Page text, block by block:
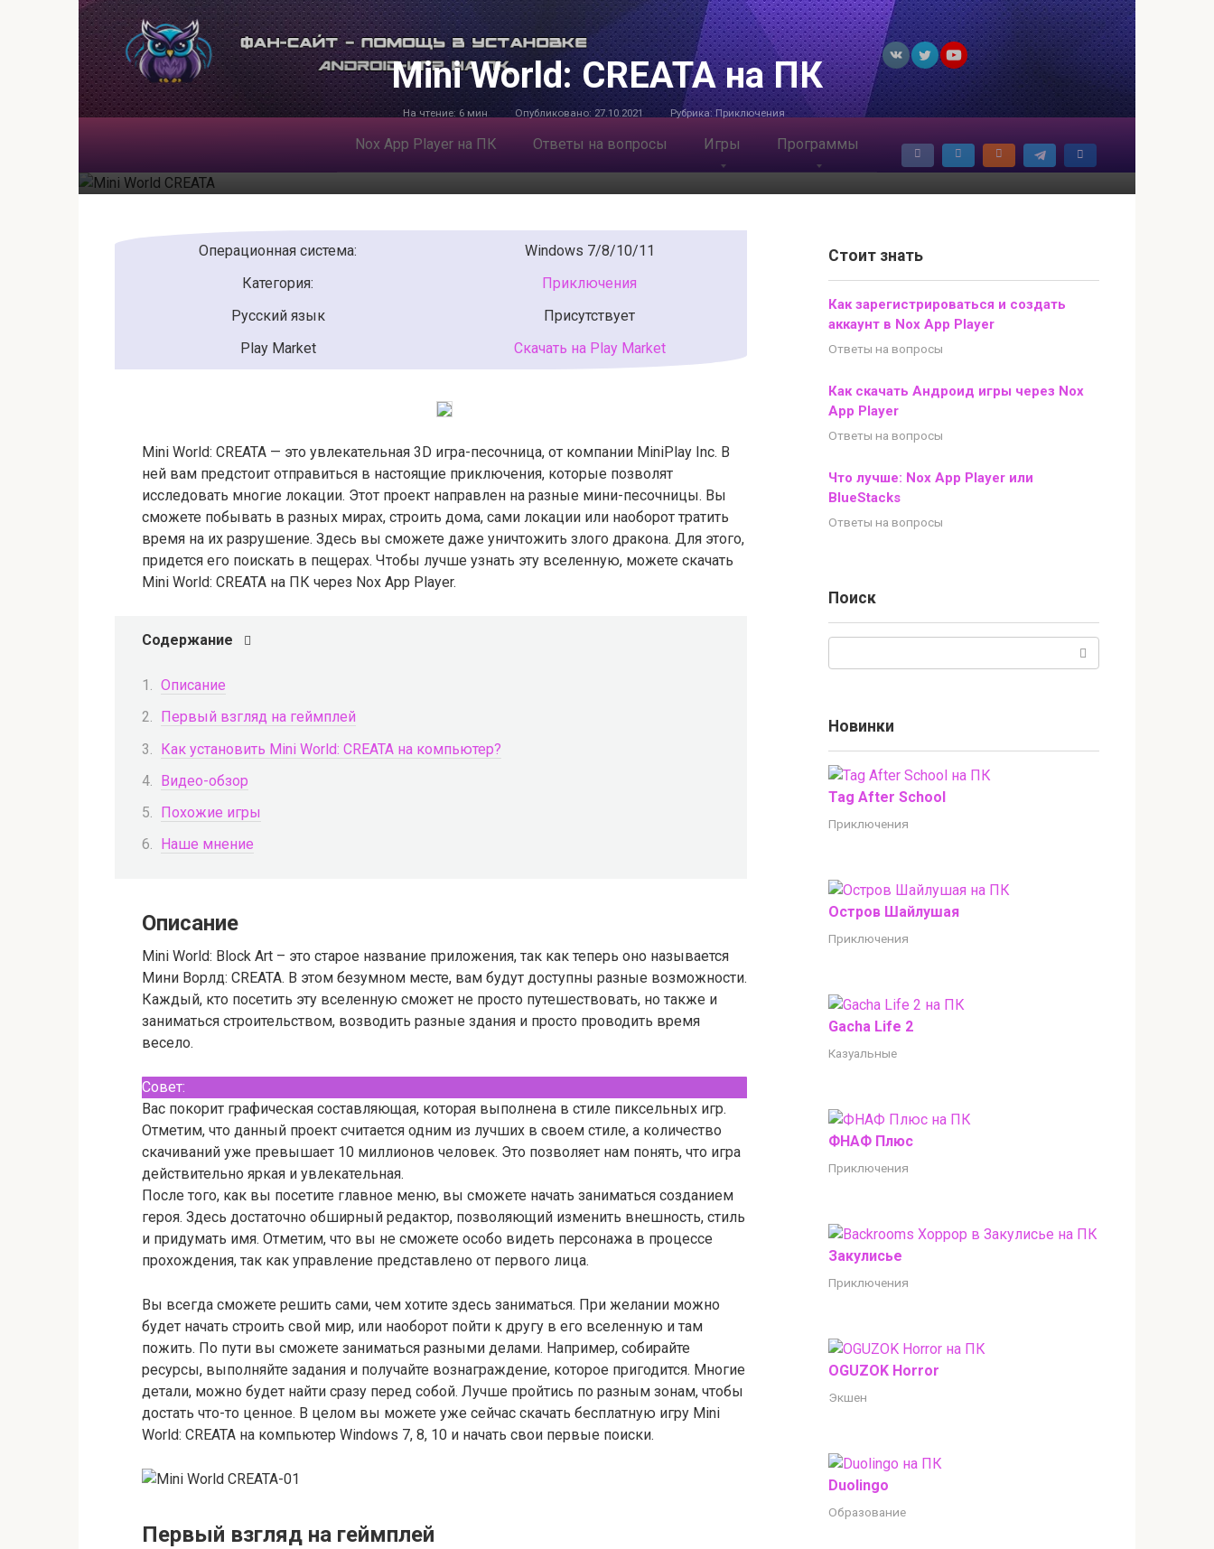
Nox App Player на ПК Ответы на вопросы Игры Программы
Mini World: CREATA на ПК
На чтение: 6 мин Опубликовано: 27.10.2021 Рубрика: Приключения
Операционная система:
Windows 7/8/10/11
Категория:
Приключения
Русский язык
Присутствует
Play Market
Скачать на Play Market
Mini World: CREATA — это увлекательная 3D игра-песочница, от компании MiniPlay Inc. В
ней вам предстоит отправиться в настоящие приключения, которые позволят
исследовать многие локации. Этот проект направлен на разные мини-песочницы. Вы
сможете побывать в разных мирах, строить дома, сами локации или наоборот тратить
время на их разрушение. Здесь вы сможете даже уничтожить злого дракона. Для этого,
придется его поискать в пещерах. Чтобы лучше узнать эту вселенную, можете скачать
Mini World: CREATA на ПК через Nox App Player.
Содержание
Описание
Первый взгляд на геймплей
Как установить Mini World: CREATA на компьютер?
Видео-обзор
Похожие игры
Наше мнение
Описание
Mini World: Block Art – это старое название приложения, так как теперь оно называется
Мини Ворлд: CREATA. В этом безумном месте, вам будут доступны разные возможности.
Каждый, кто посетить эту вселенную сможет не просто путешествовать, но также и
заниматься строительством, возводить разные здания и просто проводить время
весело.
Совет:
Вас покорит графическая составляющая, которая выполнена в стиле пиксельных игр.
Отметим, что данный проект считается одним из лучших в своем стиле, а количество
скачиваний уже превышает 10 миллионов человек. Это позволяет нам понять, что игра
действительно яркая и увлекательная.
После того, как вы посетите главное меню, вы сможете начать заниматься созданием
героя. Здесь достаточно обширный редактор, позволяющий изменить внешность, стиль
и придумать имя. Отметим, что вы не сможете особо видеть персонажа в процессе
прохождения, так как управление представлено от первого лица.
Вы всегда сможете решить сами, чем хотите здесь заниматься. При желании можно
будет начать строить свой мир, или наоборот пойти к другу в его вселенную и там
пожить. По пути вы сможете заниматься разными делами. Например, собирайте
ресурсы, выполняйте задания и получайте вознаграждение, которое пригодится. Многие
детали, можно будет найти сразу перед собой. Лучше пройтись по разным зонам, чтобы
достать что-то ценное. В целом вы можете уже сейчас скачать бесплатную игру Mini
World: CREATA на компьютер Windows 7, 8, 10 и начать свои первые поиски.
Первый взгляд на геймплей
Стоит знать
Как зарегистрироваться и создать
аккаунт в Nox App Player
Ответы на вопросы
Как скачать Андроид игры через Nox
App Player
Ответы на вопросы
Что лучше: Nox App Player или
BlueStacks
Ответы на вопросы
Поиск
Новинки
Tag After School
Приключения
Остров Шайлушая
Приключения
Gacha Life 2
Казуальные
ФНАФ Плюс
Приключения
Закулисье
Приключения
OGUZOK Horror
Экшен
Duolingo
Образование